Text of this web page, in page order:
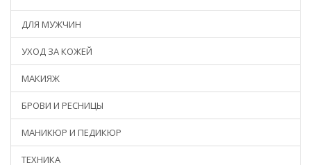
ДЛЯ МУЖЧИН
УХОД ЗА КОЖЕЙ
МАКИЯЖ
БРОВИ И РЕСНИЦЫ
МАНИКЮР И ПЕДИКЮР
ТЕХНИКА